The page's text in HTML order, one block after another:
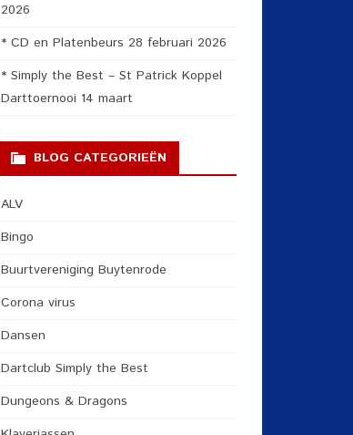
2026
* CD en Platenbeurs 28 februari 2026
* Simply the Best – St Patrick Koppel
Darttoernooi 14 maart
BLOG CATEGORIEËN
ALV
Bingo
Buurtvereniging Buytenrode
Corona virus
Dansen
Dartclub Simply the Best
Dungeons & Dragons